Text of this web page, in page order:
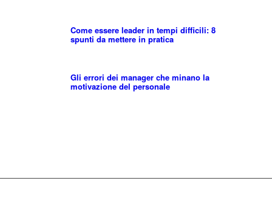
Come essere leader in tempi difficili: 8
spunti da mettere in pratica
Gli errori dei manager che minano la
motivazione del personale